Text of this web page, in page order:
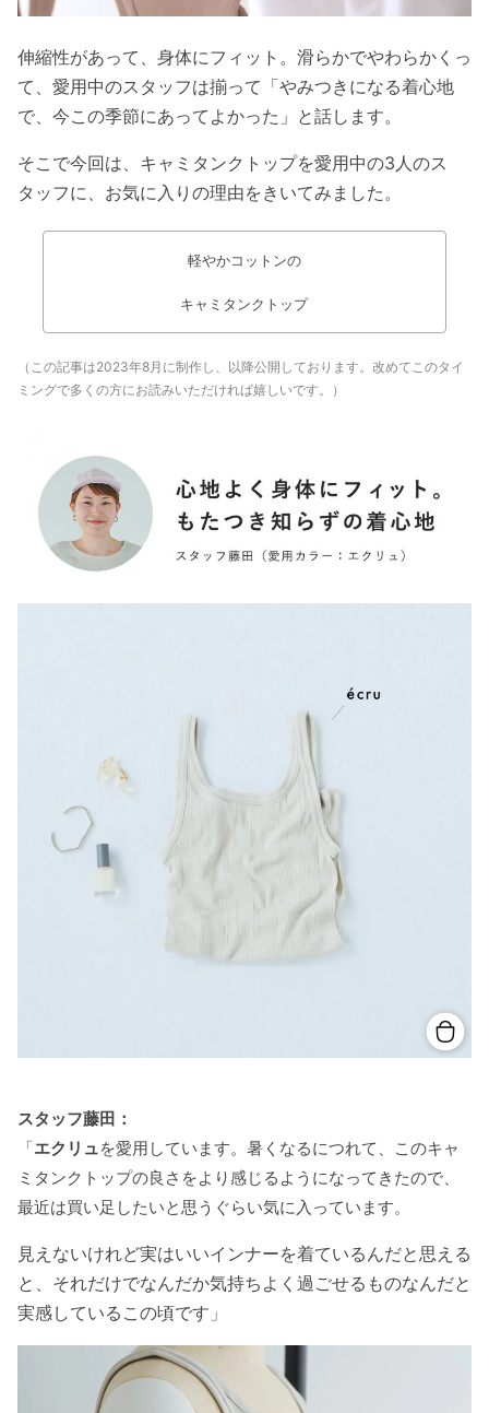
伸縮性があって、身体にフィット。滑らかでやわらかくっ
て、愛用中のスタッフは揃って「やみつきになる着心地
で、今この季節にあってよかった」と話します。
そこで今回は、キャミタンクトップを愛用中の3人のス
タッフに、お気に入りの理由をきいてみました。
軽やかコットンの
キャミタンクトップ
（この記事は2023年8月に制作し、以降公開しております。改めてこのタイ
ミングで多くの方にお読みいただければ嬉しいです。）
スタッフ藤田：
「エクリュを愛用しています。暑くなるにつれて、このキャ
ミタンクトップの良さをより感じるようになってきたので、
最近は買い足したいと思うぐらい気に入っています。
見えないけれど実はいいインナーを着ているんだと思える
と、それだけでなんだか気持ちよく過ごせるものなんだと
実感しているこの頃です」